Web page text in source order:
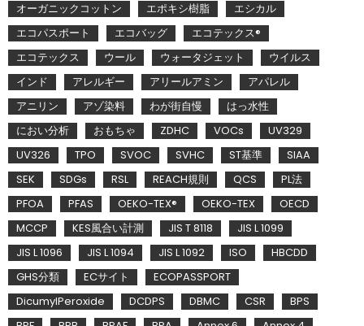
オーガニックコットン
エポキシ樹脂
エシカル
エコパスポート
エコバッグ
エコテックス®
エコテックス
ウール ウォータジェット
ウイルス
インド
アレルギー アリールアミン
アパレル
アニリン
アゾ染料 わが街自慢
はっ水性
におい分析
おもちゃ ZDHC VOCs
UV329
UV326
TPO SVOC SVHC ST基準
SIAA
SEK
SDGs RSL REACH規則 QCS
PL法
PFOA
PFAS OEKO-TEX® OEKO-TEX
OECD
MCCP
KES風合い計測 JIS T 8118
JIS L 1099
JIS L 1096
JIS L 1094 JIS L 1092 ISO
HBCDD
GHS分類
ECサイト
ECOPASSPORT
DicumylPeroxide
DCDPS DBMC CSR
BPS